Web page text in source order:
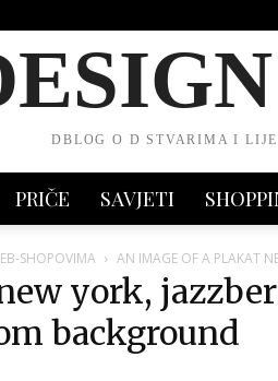
DBLOG O D STVARIMA I
PRIČE SAVJETI
SHOPOVIMA AN IMAGE OF A PLAKAT
york,
background